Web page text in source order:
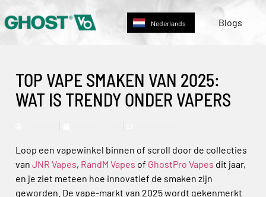
Nederlands
English Blogs
TOP VAPE SMAKEN VAN 2025:
WAT IS TRENDY ONDER VAPERS
Loop een vapewinkel binnen of scroll door de collecties
van JNR Vapes, RandM Vapes of GhostPro Vapes dit jaar,
en je ziet meteen hoe innovatief de smaken zijn
geworden. De vape-markt van 2025 wordt gekenmerkt